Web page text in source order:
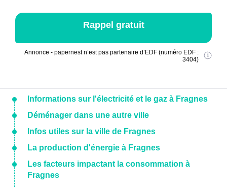
Rappel gratuit
Annonce - papernest n’est pas partenaire d’EDF (numéro EDF :
3404)
Informations sur l'électricité et le gaz à Fragnes
Déménager dans une autre ville
Infos utiles sur la ville de Fragnes
La production d'énergie à Fragnes
Les facteurs impactant la consommation à
Fragnes